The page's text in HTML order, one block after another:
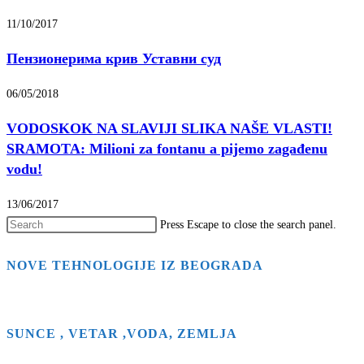
11/10/2017
Пензионерима крив Уставни суд
06/05/2018
VODOSKOK NA SLAVIJI SLIKA NAŠE VLASTI!
SRAMOTA: Milioni za fontanu a pijemo zagađenu
vodu!
13/06/2017
Press Escape to close the search panel.
NOVE TEHNOLOGIJE IZ BEOGRADA
SUNCE , VETAR ,VODA, ZEMLJA